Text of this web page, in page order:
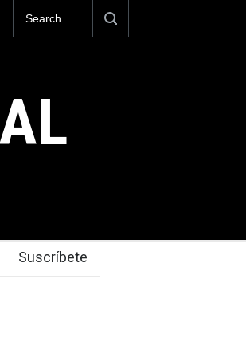
2026 ocurrió
Suscríbete